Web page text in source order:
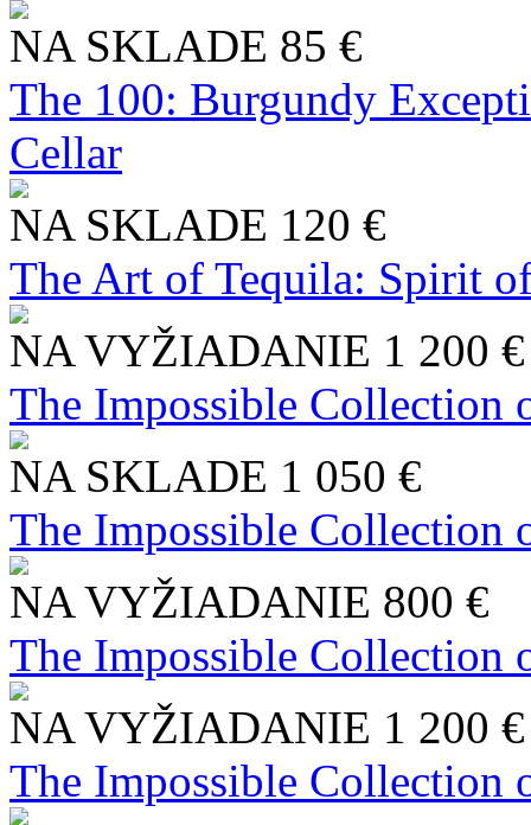
NA SKLADE 85 €
The 100: Burgundy
Cellar
NA SKLADE 120 €
The Art of Tequila: Spirit
NA VYŽIADANIE 1 200 €
The Impossible Collection
NA SKLADE 1 050 €
The Impossible Collection
NA VYŽIADANIE 800 €
The Impossible Collection
NA VYŽIADANIE 1 200 €
The Impossible Collection